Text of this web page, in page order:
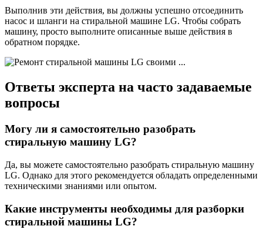
Выполнив эти действия, вы должны успешно отсоединить
насос и шланги на стиральной машине LG. Чтобы собрать
машину, просто выполните описанные выше действия в
обратном порядке.
Ответы эксперта на часто задаваемые
вопросы
Могу ли я самостоятельно разобрать
стиральную машину LG?
Да, вы можете самостоятельно разобрать стиральную машину
LG. Однако для этого рекомендуется обладать определенными
техническими знаниями или опытом.
Какие инструменты необходимы для разборки
стиральной машины LG?